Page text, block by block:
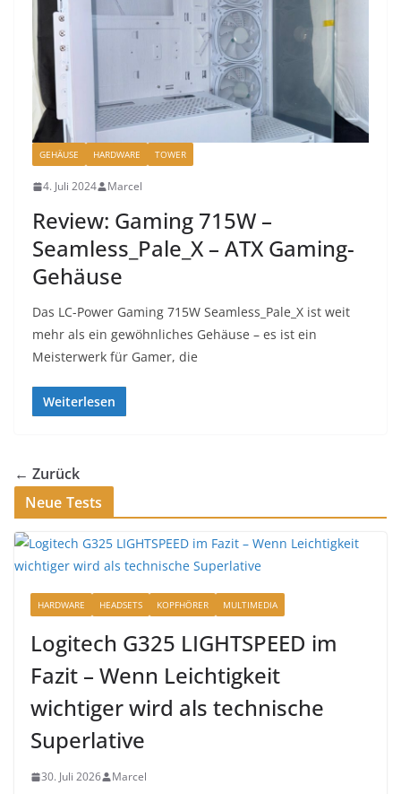
GEHÄUSE HARDWARE TOWER
4. Juli 2024 Marcel
Review: Gaming 715W –
Seamless_Pale_X – ATX Gaming-
Gehäuse
Das LC-Power Gaming 715W Seamless_Pale_X ist weit
mehr als ein gewöhnliches Gehäuse – es ist ein
Meisterwerk für Gamer, die
Weiterlesen
← Zurück
Neue Tests
HARDWARE HEADSETS KOPFHÖRER MULTIMEDIA
Logitech G325 LIGHTSPEED im
Fazit – Wenn Leichtigkeit
wichtiger wird als technische
Superlative
30. Juli 2026 Marcel